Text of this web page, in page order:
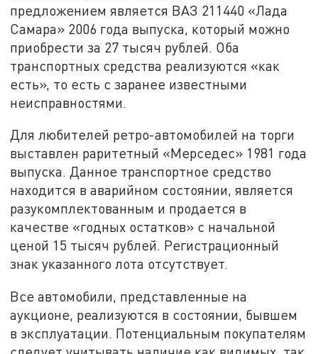
предложением является ВАЗ 211440 «Лада
Самара» 2006 года выпуска, который можно
приобрести за 27 тысяч рублей. Оба
транспортных средства реализуются «как
есть», то есть с заранее известными
неисправностями.
Для любителей ретро-автомобилей на торги
выставлен раритетный «Мерседес» 1981 года
выпуска. Данное транспортное средство
находится в аварийном состоянии, является
разукомплектованным и продается в
качестве «годных остатков» с начальной
ценой 15 тысяч рублей. Регистрационный
знак указанного лота отсутствует.
Все автомобили, представленные на
аукционе, реализуются в состоянии, бывшем
в эксплуатации. Потенциальным покупателям